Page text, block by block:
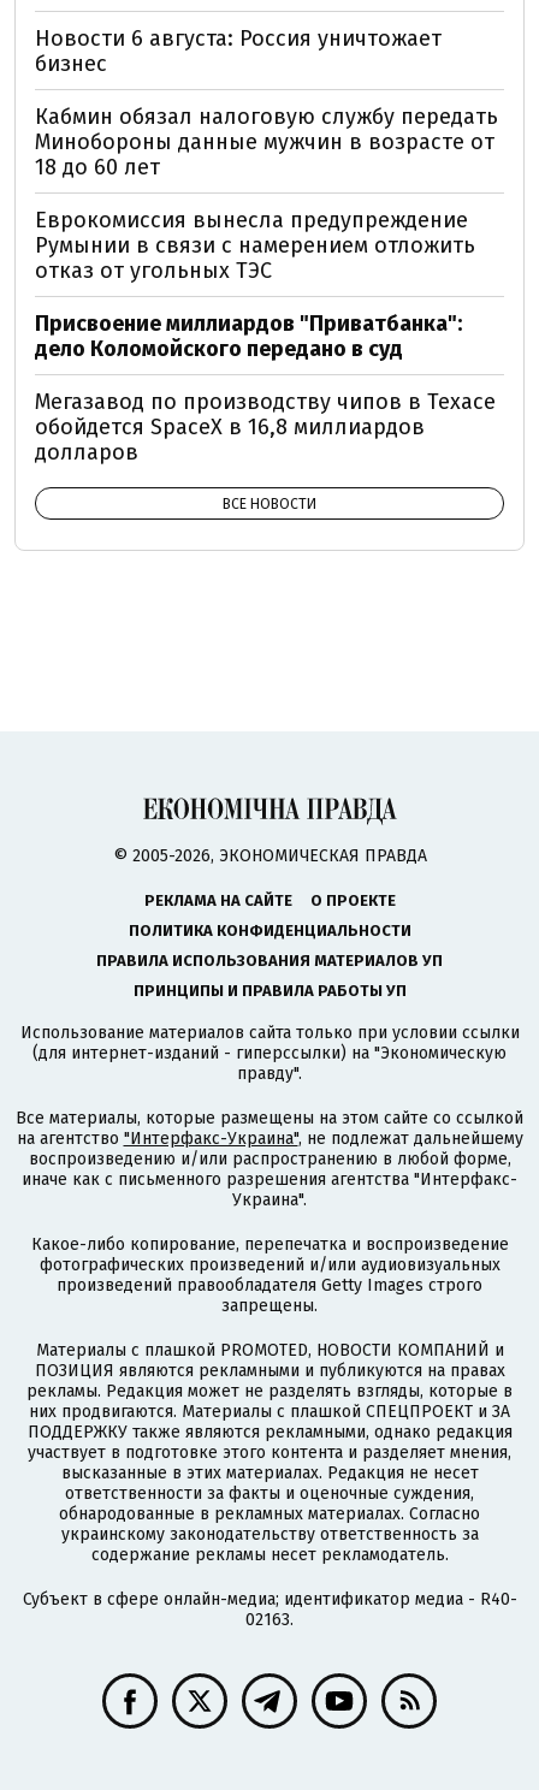
Новости 6 августа: Россия уничтожает
бизнес
Кабмин обязал налоговую службу передать
Минобороны данные мужчин в возрасте от
18 до 60 лет
Еврокомиссия вынесла предупреждение
Румынии в связи с намерением отложить
отказ от угольных ТЭС
Присвоение миллиардов "Приватбанка":
дело Коломойского передано в суд
Мегазавод по производству чипов в Техасе
обойдется SpaceX в 16,8 миллиардов
долларов
ВСЕ НОВОСТИ
© 2005-2026, ЭКОНОМИЧЕСКАЯ ПРАВДА
РЕКЛАМА НА САЙТЕ
О ПРОЕКТЕ
ПОЛИТИКА КОНФИДЕНЦИАЛЬНОСТИ
ПРАВИЛА ИСПОЛЬЗОВАНИЯ МАТЕРИАЛОВ УП
ПРИНЦИПЫ И ПРАВИЛА РАБОТЫ УП
Использование материалов сайта только при условии ссылки
(для интернет-изданий - гиперссылки) на "Экономическую
правду".
Все материалы, которые размещены на этом сайте со ссылкой
на агентство "Интерфакс-Украина", не подлежат дальнейшему
воспроизведению и/или распространению в любой форме,
иначе как с письменного разрешения агентства "Интерфакс-
Украина".
Какое-либо копирование, перепечатка и воспроизведение
фотографических произведений и/или аудиовизуальных
произведений правообладателя Getty Images строго
запрещены.
Материалы с плашкой PROMOTED, НОВОСТИ КОМПАНИЙ и
ПОЗИЦИЯ являются рекламными и публикуются на правах
рекламы. Редакция может не разделять взгляды, которые в
них продвигаются. Материалы с плашкой СПЕЦПРОЕКТ и ЗА
ПОДДЕРЖКУ также являются рекламными, однако редакция
участвует в подготовке этого контента и разделяет мнения,
высказанные в этих материалах. Редакция не несет
ответственности за факты и оценочные суждения,
обнародованные в рекламных материалах. Согласно
украинскому законодательству ответственность за
содержание рекламы несет рекламодатель.
Субъект в сфере онлайн-медиа; идентификатор медиа - R40-
02163.